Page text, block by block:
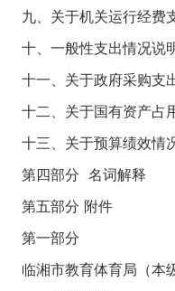
九、关于机关运行经费
十、一般性支出情况说
十一、关于政府采购支
十二、关于国有资产占
十三、关于预算绩效情
第四部分 名词解释
第五部分 附件
第一部分
临湘市教育体育局（本